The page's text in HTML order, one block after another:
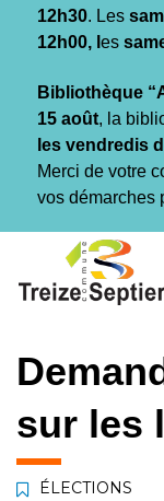
12h30. Les
12h00, l es
Bibliothèque
15 août, la
les vendredis
Merci de votre
vos démarches
contenu
pied
sur les
ÉLECTIONS